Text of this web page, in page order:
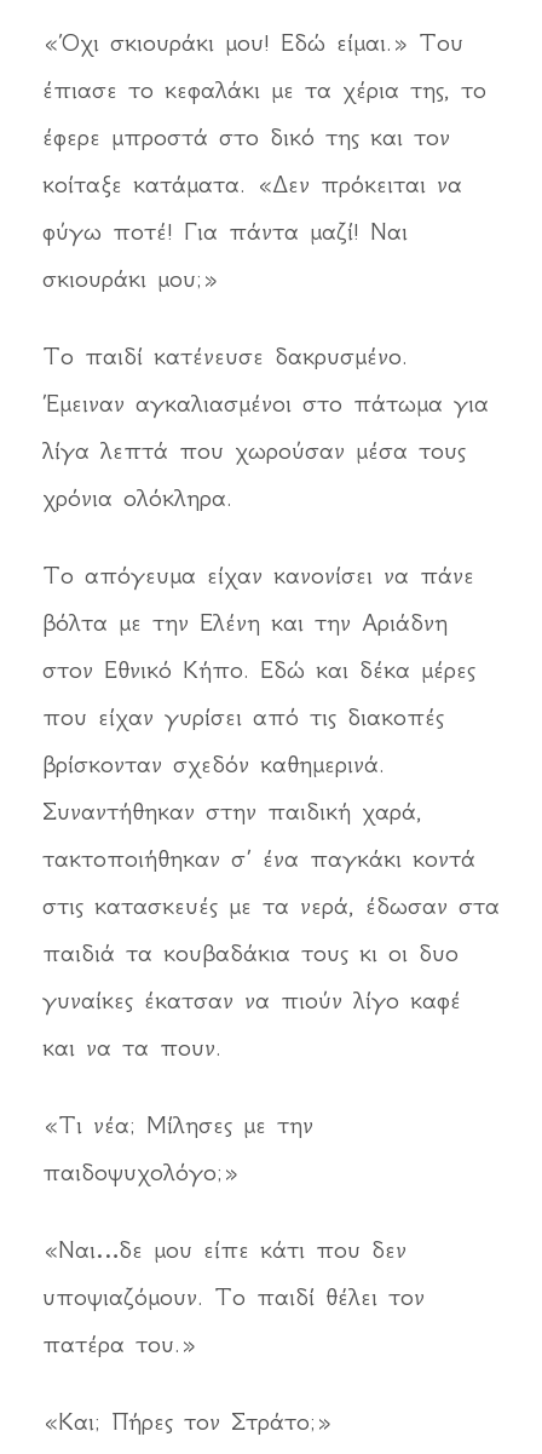
«Όχι σκιουράκι μου! Εδώ είμαι.» Του
έπιασε το κεφαλάκι με τα χέρια της, το
έφερε μπροστά στο δικό της και τον
κοίταξε κατάματα. «Δεν πρόκειται να
φύγω ποτέ! Για πάντα μαζί! Ναι
σκιουράκι μου;»
Το παιδί κατένευσε δακρυσμένο.
Έμειναν αγκαλιασμένοι στο πάτωμα για
λίγα λεπτά που χωρούσαν μέσα τους
χρόνια ολόκληρα.
Το απόγευμα είχαν κανονίσει να πάνε
βόλτα με την Ελένη και την Αριάδνη
στον Εθνικό Κήπο. Εδώ και δέκα μέρες
που είχαν γυρίσει από τις διακοπές
βρίσκονταν σχεδόν καθημερινά.
Συναντήθηκαν στην παιδική χαρά,
τακτοποιήθηκαν σ’ ένα παγκάκι κοντά
στις κατασκευές με τα νερά, έδωσαν στα
παιδιά τα κουβαδάκια τους κι οι δυο
γυναίκες έκατσαν να πιούν λίγο καφέ
και να τα πουν.
«Τι νέα; Μίλησες με την
παιδοψυχολόγο;»
«Ναι…δε μου είπε κάτι που δεν
υποψιαζόμουν. Το παιδί θέλει τον
πατέρα του.»
«Και; Πήρες τον Στράτο;»